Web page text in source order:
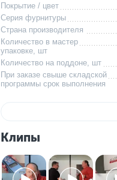
Покрытие / цвет
Серия фурнитуры
Страна производителя
Количество в мастер
упаковке, шт
Количество на поддоне, шт
При заказе свыше складской
программы срок выполнения
Клипы